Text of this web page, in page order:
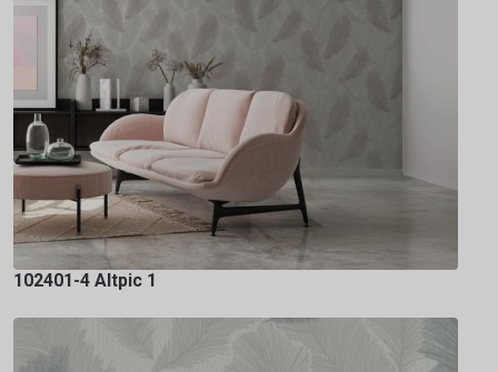
102401-4 Altpic 1